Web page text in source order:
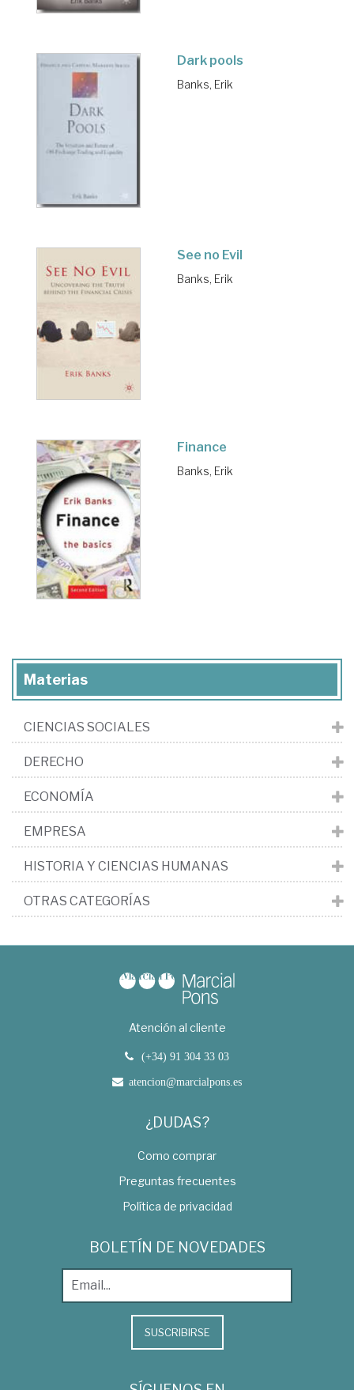
Dark pools
Banks, Erik
See no Evil
Banks, Erik
Finance
Banks, Erik
Materias
CIENCIAS SOCIALES
DERECHO
ECONOMÍA
EMPRESA
HISTORIA Y CIENCIAS HUMANAS
OTRAS CATEGORÍAS
Atención al cliente
(+34) 91 304 33 03
atencion@marcialpons.es
¿DUDAS?
Como comprar
Preguntas frecuentes
Política de privacidad
BOLETÍN DE NOVEDADES
SUSCRIBIRSE